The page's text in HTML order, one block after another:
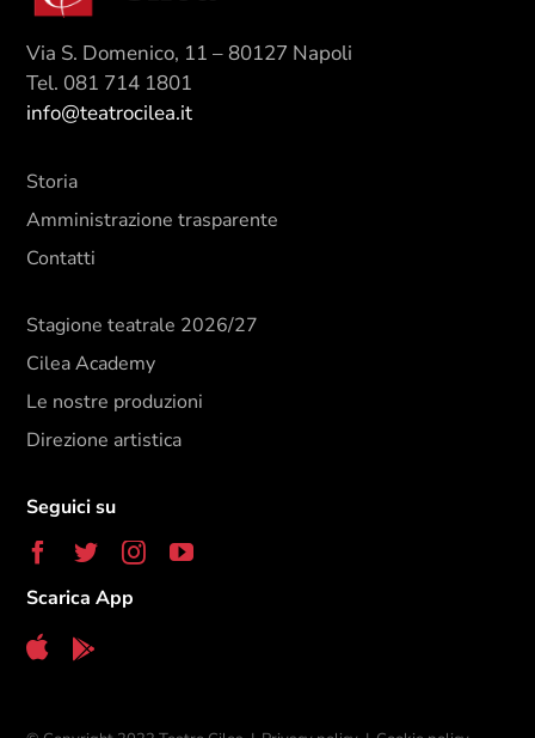
Via S. Domenico, 11 – 80127 Napoli
Tel. 081 714 1801
info@teatrocilea.it
Storia
Amministrazione trasparente
Contatti
Stagione teatrale 2026/27
Cilea Academy
Le nostre produzioni
Direzione artistica
Seguici su
Scarica App